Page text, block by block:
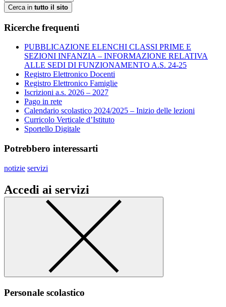
Cerca in tutto il sito
Ricerche frequenti
PUBBLICAZIONE ELENCHI CLASSI PRIME E
SEZIONI INFANZIA – INFORMAZIONE RELATIVA
ALLE SEDI DI FUNZIONAMENTO A.S. 24-25
Registro Elettronico Docenti
Registro Elettronico Famiglie
Iscrizioni a.s. 2026 – 2027
Pago in rete
Calendario scolastico 2024/2025 – Inizio delle lezioni
Curricolo Verticale d’Istituto
Sportello Digitale
Potrebbero interessarti
notizie servizi
Accedi ai servizi
Personale scolastico